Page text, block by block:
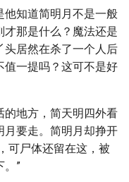
他知道简明月不是一般
才那是什么？魔法还是
头居然在杀了一个人后
值一提吗？这可不是好
的地方，简天明四外看
月要走。简明月却挣开
可尸体还留在这，被
。”